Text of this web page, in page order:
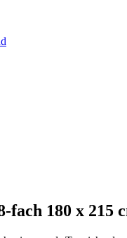
fach 180 x 215